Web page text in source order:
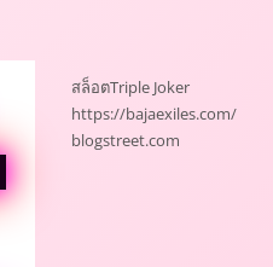
สล็อตTriple Joker
https://bajaexiles.com/
blogstreet.com